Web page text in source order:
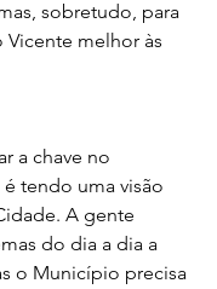
sobretudo, para
Vicente melhor às
a chave no
tendo uma visão
A gente
do dia a dia a
o Município precisa